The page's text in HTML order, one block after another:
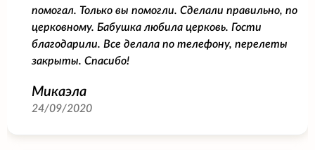
помогал. Только вы помогли. Сделали правильно, по
церковному. Бабушка любила церковь. Гости
благодарили. Все делала по телефону, перелеты
закрыты. Спасибо!
Микаэла
24/09/2020